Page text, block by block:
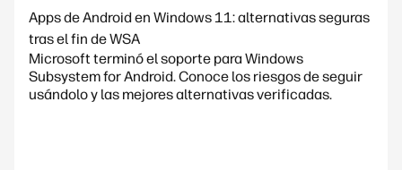
Apps de Android en Windows 11: alternativas seguras
tras el fin de WSA
Microsoft terminó el soporte para Windows
Subsystem for Android. Conoce los riesgos de seguir
usándolo y las mejores alternativas verificadas.